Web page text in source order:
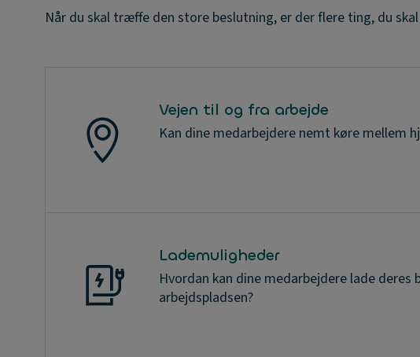
Når du skal træffe den store beslutning, er der flere ting, du
Vejen til og fra arbejde
Kan dine medarbejdere nemt køre mellem
Lademuligheder
Hvordan kan dine medarbejdere lade deres
arbejdspladsen?